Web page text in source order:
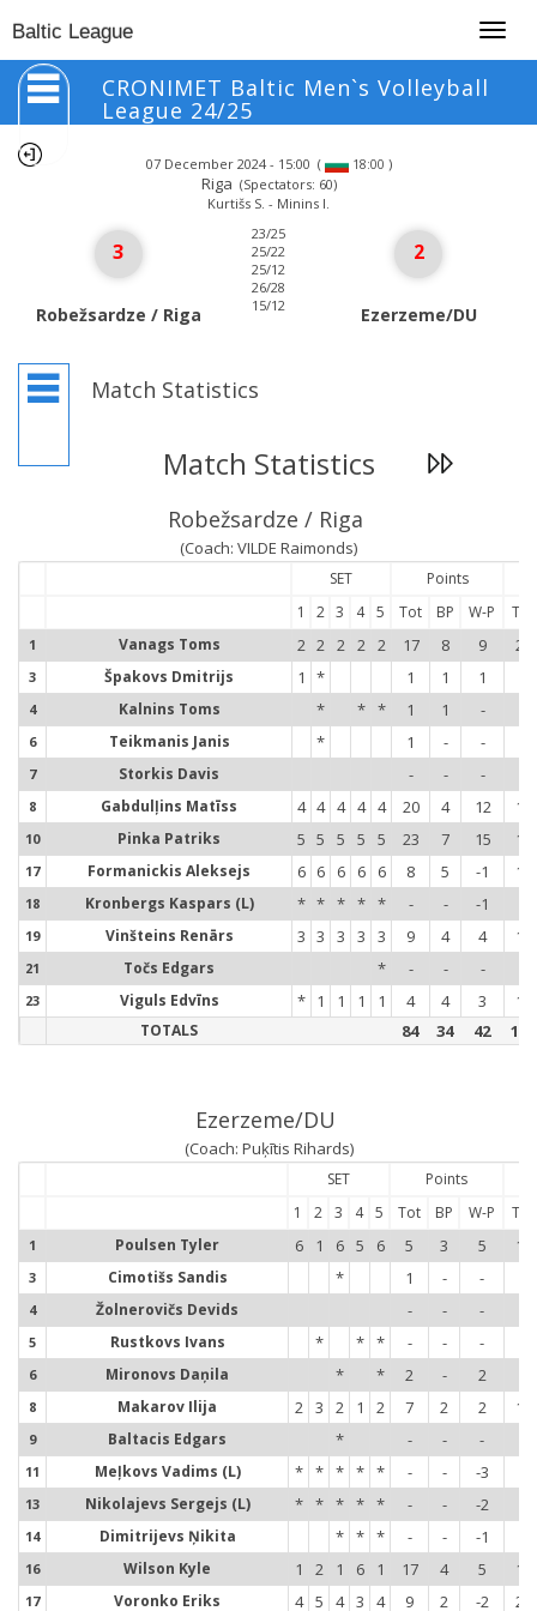
Baltic League
CRONIMET Baltic Men`s Volleyball
League 24/25
07 December 2024 - 15:00 ( 18:00 )
Riga (Spectators: 60)
Kurtišs S. - Minins I.
3
Robežsardze / Riga
23/25
25/22
25/12
26/28
15/12
2
Ezerzeme/DU
Match Statistics
Match Statistics
Robežsardze / Riga
(Coach: VILDE Raimonds)
SET
Points
1
2 3 4 5 Tot BP W-P Tot
1 Vanags Toms 2 2 2 2 2 17 8 9 20
3 Špakovs Dmitrijs 1 * 1 1 1
4 Kalnins Toms * * * 1 1 -
6 Teikmanis Janis * 1 - -
7 Storkis Davis - - -
8 Gabdulļins Matīss 4 4 4 4 4 20 4 12 18
10 Pinka Patriks 5 5 5 5 5 23 7 15 15
17 Formanickis Aleksejs 6 6 6 6 6 8 5 -1 15
18 Kronbergs Kaspars (L) * * * * * - - -1
19 Vinšteins Renārs 3 3 3 3 3 9 4 4 19
21 Točs Edgars * - - -
23 Viguls Edvīns * 1 1 1 1 4 4 3 18
TOTALS 84 34 42 114
Ezerzeme/DU
(Coach: Puķītis Rihards)
SET
Points
1
2 3 4 5 Tot BP W-P Tot
1 Poulsen Tyler 6 1 6 5 6 5 3 5 15
3 Cimotišs Sandis * 1 - -
4 Žolnerovičs Devids - - -
5 Rustkovs Ivans * * * - - -
6 Mironovs Daņila * * 2 - 2
8 Makarov Ilija 2 3 2 1 2 7 2 2 18
9 Baltacis Edgars * - - -
11 Meļkovs Vadims (L) * * * * * - - -3
13 Nikolajevs Sergejs (L) * * * * * - - -2
14 Dimitrijevs Ņikita * * * - - -1
16 Wilson Kyle 1 2 1 6 1 17 4 5 10
17 Voronko Eriks 4 5 4 3 4 9 2 -2 20